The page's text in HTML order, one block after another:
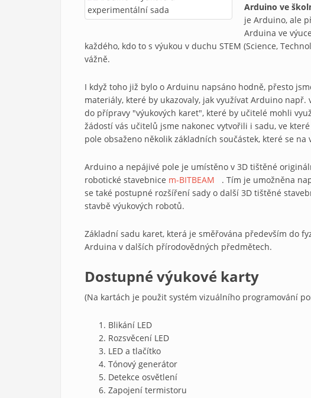
Arduino ve
je Arduino, ale
Arduina ve
každého, kdo to s výukou v duchu STEM (Science,
vážně.
I když toho již bylo o Arduinu napsáno hodně, přesto
materiály, které by ukazovaly, jak využívat Arduino
do přípravy "výukových karet", které by učitelé mohli
žádostí vás učitelů jsme nakonec vytvořili i sadu, ve
pole obsaženo několik základních součástek, které se
Arduino a nepájivé pole je umístěno v 3D tištěné
robotické stavebnice m-BITBEAM (link is external)
. Tím je umožněna
se také postupné rozšíření sady o další 3D tištěné
stavbě výukových robotů.
Základní sadu karet, která je směřována především do
Arduina v dalších přírodovědných předmětech.
Dostupné výukové karty
(Na kartách je použit systém vizuálního programování
Blikání LED
Rozsvěcení LED
LED a tlačítko
Tónový generátor
Detekce osvětlení
Zapojení termistoru